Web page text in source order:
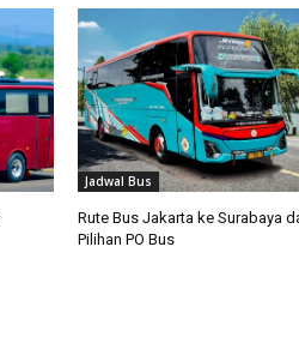
Jadwal Bus
Rute Bus Jakarta ke Surabaya
Pilihan PO Bus